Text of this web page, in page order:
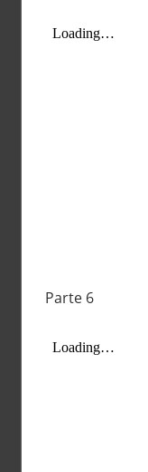
Parte 6